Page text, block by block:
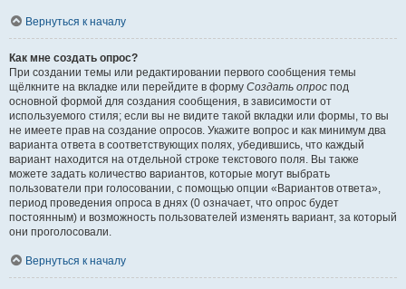
Вернуться к началу
Как мне создать опрос?
При создании темы или редактировании первого сообщения темы
щёлкните на вкладке или перейдите в форму Создать опрос под
основной формой для создания сообщения, в зависимости от
используемого стиля; если вы не видите такой вкладки или формы, то вы
не имеете прав на создание опросов. Укажите вопрос и как минимум два
варианта ответа в соответствующих полях, убедившись, что каждый
вариант находится на отдельной строке текстового поля. Вы также
можете задать количество вариантов, которые могут выбрать
пользователи при голосовании, с помощью опции «Вариантов ответа»,
период проведения опроса в днях (0 означает, что опрос будет
постоянным) и возможность пользователей изменять вариант, за который
они проголосовали.
Вернуться к началу